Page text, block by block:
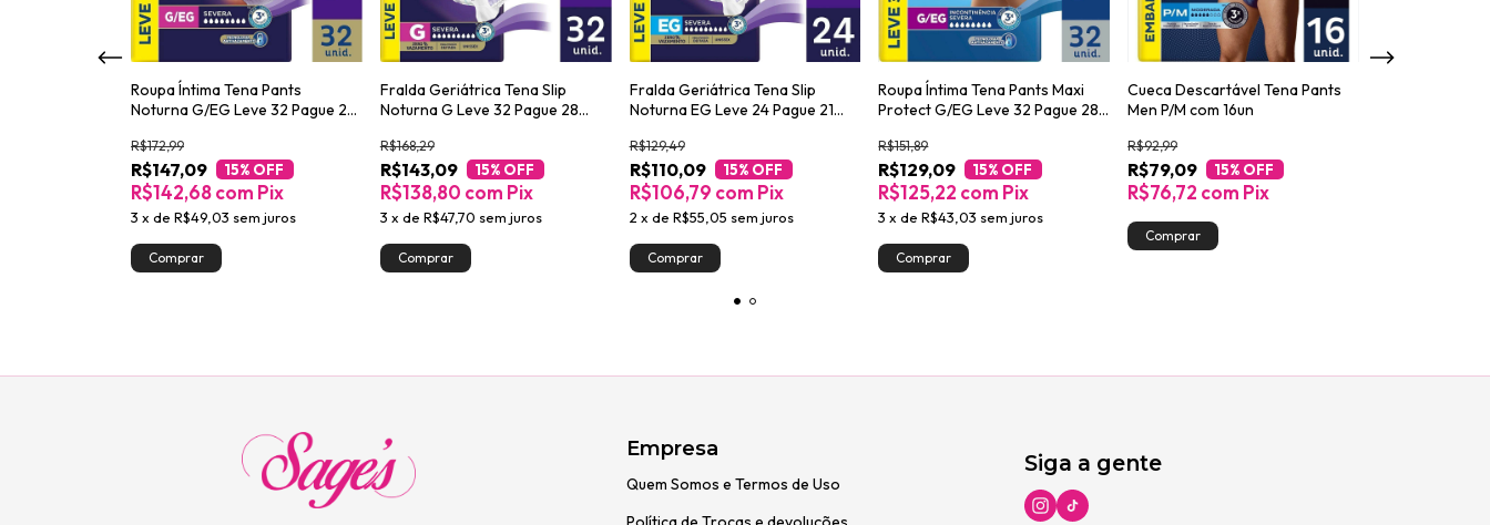
Roupa Íntima Tena Pants
Noturna G/EG Leve 32 Pague 28
R$147,09
R$172,99
15% OFF
3 x de R$49,03 sem juros
R$142,68com Pix
Fralda Geriátrica Tena Slip
Noturna G Leve 32 Pague 28
R$143,09
R$168,29
15% OFF
3 x de R$47,70 sem juros
R$138,80 com Pix
Fralda Geriátrica Tena Slip
Noturna EG Leve 24 Pague 21
R$110,09
R$129,49
15% OFF
2 x de R$55,05 sem juros
R$106,79 com Pix
Roupa Íntima Tena Pants Maxi
Protect G/EG Leve 32 Pague 28
R$129,09
R$151,89
15% OFF
3 xdeR$43,03 sem juros
R$125,22 com Pix
Cueca Descartável Tena Pants
Men P/M com 16un
R$79,09
R$92,99
15% OFF
R$76,72 com Pix
Empresa
Quem Somos e Termos de Uso
Siga a gente